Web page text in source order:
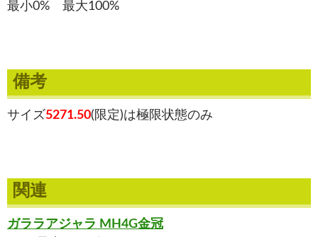
最小0% 最大100%
備考
サイズ5271.50(限定)は極限状態のみ
関連
ガララアジャラ MH4G金冠